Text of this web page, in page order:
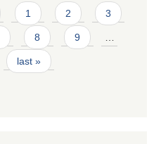
1 2 3
8 9
last »